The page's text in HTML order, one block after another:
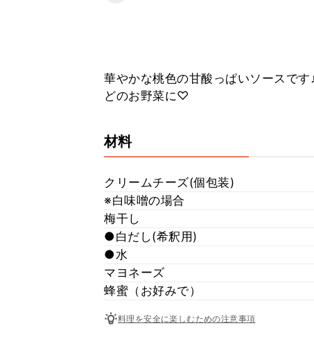
華やかな桃色の甘酸っぱいソースで
どのお野菜に♡
材料
クリームチーズ(個包装)
※白味噌の場合
梅干し
●白だし(希釈用)
●水
マヨネーズ
蜂蜜（お好みで）
料理を安全に楽しむための注意事項